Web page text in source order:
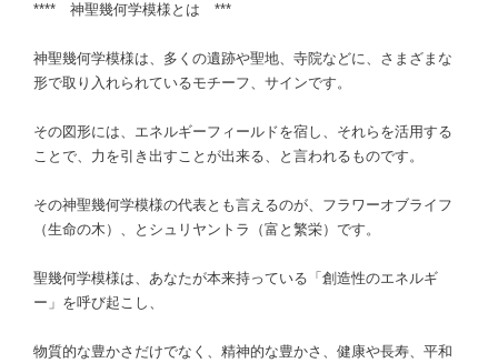
**** 神聖幾何学模様とは ***
神聖幾何学模様は、多くの遺跡や聖地、寺院などに、さまざまな
形で取り入れられているモチーフ、サインです。
その図形には、エネルギーフィールドを宿し、それらを活用する
ことで、力を引き出すことが出来る、と言われるものです。
その神聖幾何学模様の代表とも言えるのが、フラワーオブライフ
（生命の木）、とシュリヤントラ（富と繁栄）です。
聖幾何学模様は、あなたが本来持っている「創造性のエネルギ
ー」を呼び起こし、
物質的な豊かさだけでなく、精神的な豊かさ、健康や長寿、平和